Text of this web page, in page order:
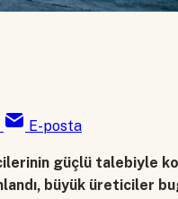
E-posta
güçlü talebiyle
büyük üreticiler